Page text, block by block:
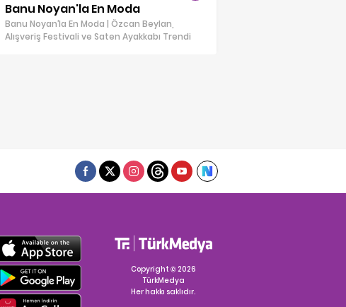
Banu Noyan'la En Moda
Banu Noyan’la En Moda | Özcan Beylan,
Alışveriş Festivali ve Saten Ayakkabı Trendi
Copyright © 2026
TürkMedya
Her hakkı saklıdır.